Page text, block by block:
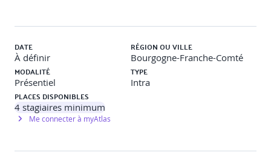
DATE
À définir
RÉGION OU VILLE
Bourgogne-Franche-Comté
MODALITÉ
Présentiel
TYPE
Intra
PLACES DISPONIBLES
4 stagiaires minimum
Me connecter à myAtlas